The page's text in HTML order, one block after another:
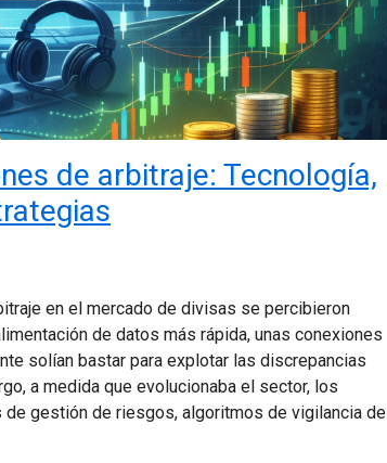
de arbitraje: Tecnología,
en el mercado de divisas se percibieron
de datos más rápida, unas conexiones
solían bastar para explotar las discrepancias
a medida que evolucionaba el sector, los
gestión de riesgos, algoritmos de vigilancia de